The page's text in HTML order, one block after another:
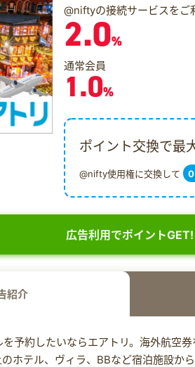
@niftyの接続サービスをご
2.0%
通常会員
1.0%
ポイント交換で最
@nifty使用権に交換して 0
広告利用でポイントGET!
紹介
予約したいならエアトリ。海外航空
ホテル、ヴィラ、BBなど宿泊施設か